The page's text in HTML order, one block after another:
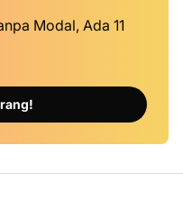
Modal, Ada 11